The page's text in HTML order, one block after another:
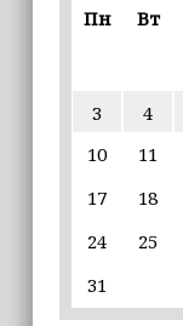
регионами
iPhone
9 августа в
17:30
Эксперт
Пн
Вт
3
4
10
11
17
18
24
25
31